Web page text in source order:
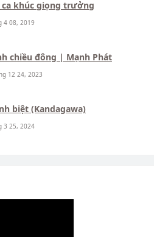
ca khúc giọng trưởng
4 08, 2019
chiều đông | Mạnh Phát
12 24, 2023
biệt (Kandagawa)
3 25, 2024